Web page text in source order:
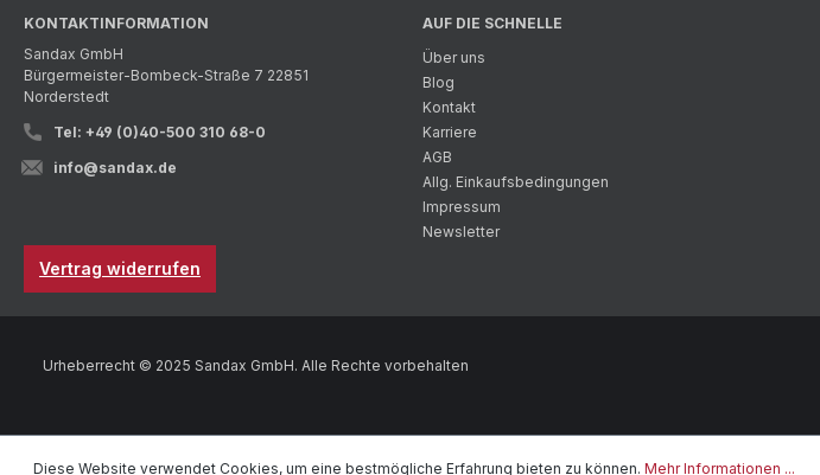
KONTAKTINFORMATION
Sandax GmbH
Bürgermeister-Bombeck-Straße 7 22851
Norderstedt
Tel: +49 (0)40-500 310 68-0
info@sandax.de
Vertrag widerrufen
AUF DIE SCHNELLE
Über uns
Blog
Kontakt
Karriere
AGB
Allg. Einkaufsbedingungen
Impressum
Newsletter
Urheberrecht © 2025 Sandax GmbH. Alle Rechte vorbehalten
Diese Website verwendet Cookies, um eine bestmögliche Erfahrung bieten zu können. Mehr Informationen ...